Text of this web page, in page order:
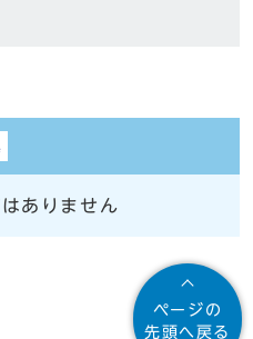
ありません
ページの
先頭へ戻る